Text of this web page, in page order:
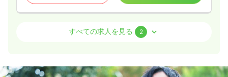
介護・福祉系正看護師 デイケア・デイサービス
給与 22.5〜26.0万円/月 賞与3回
すべての求人を見る 2